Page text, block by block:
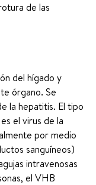
de las
del hígado y
órgano. Se
la hepatitis. El tipo
el virus de la
por medio
sanguíneos)
intravenosas
el VHB